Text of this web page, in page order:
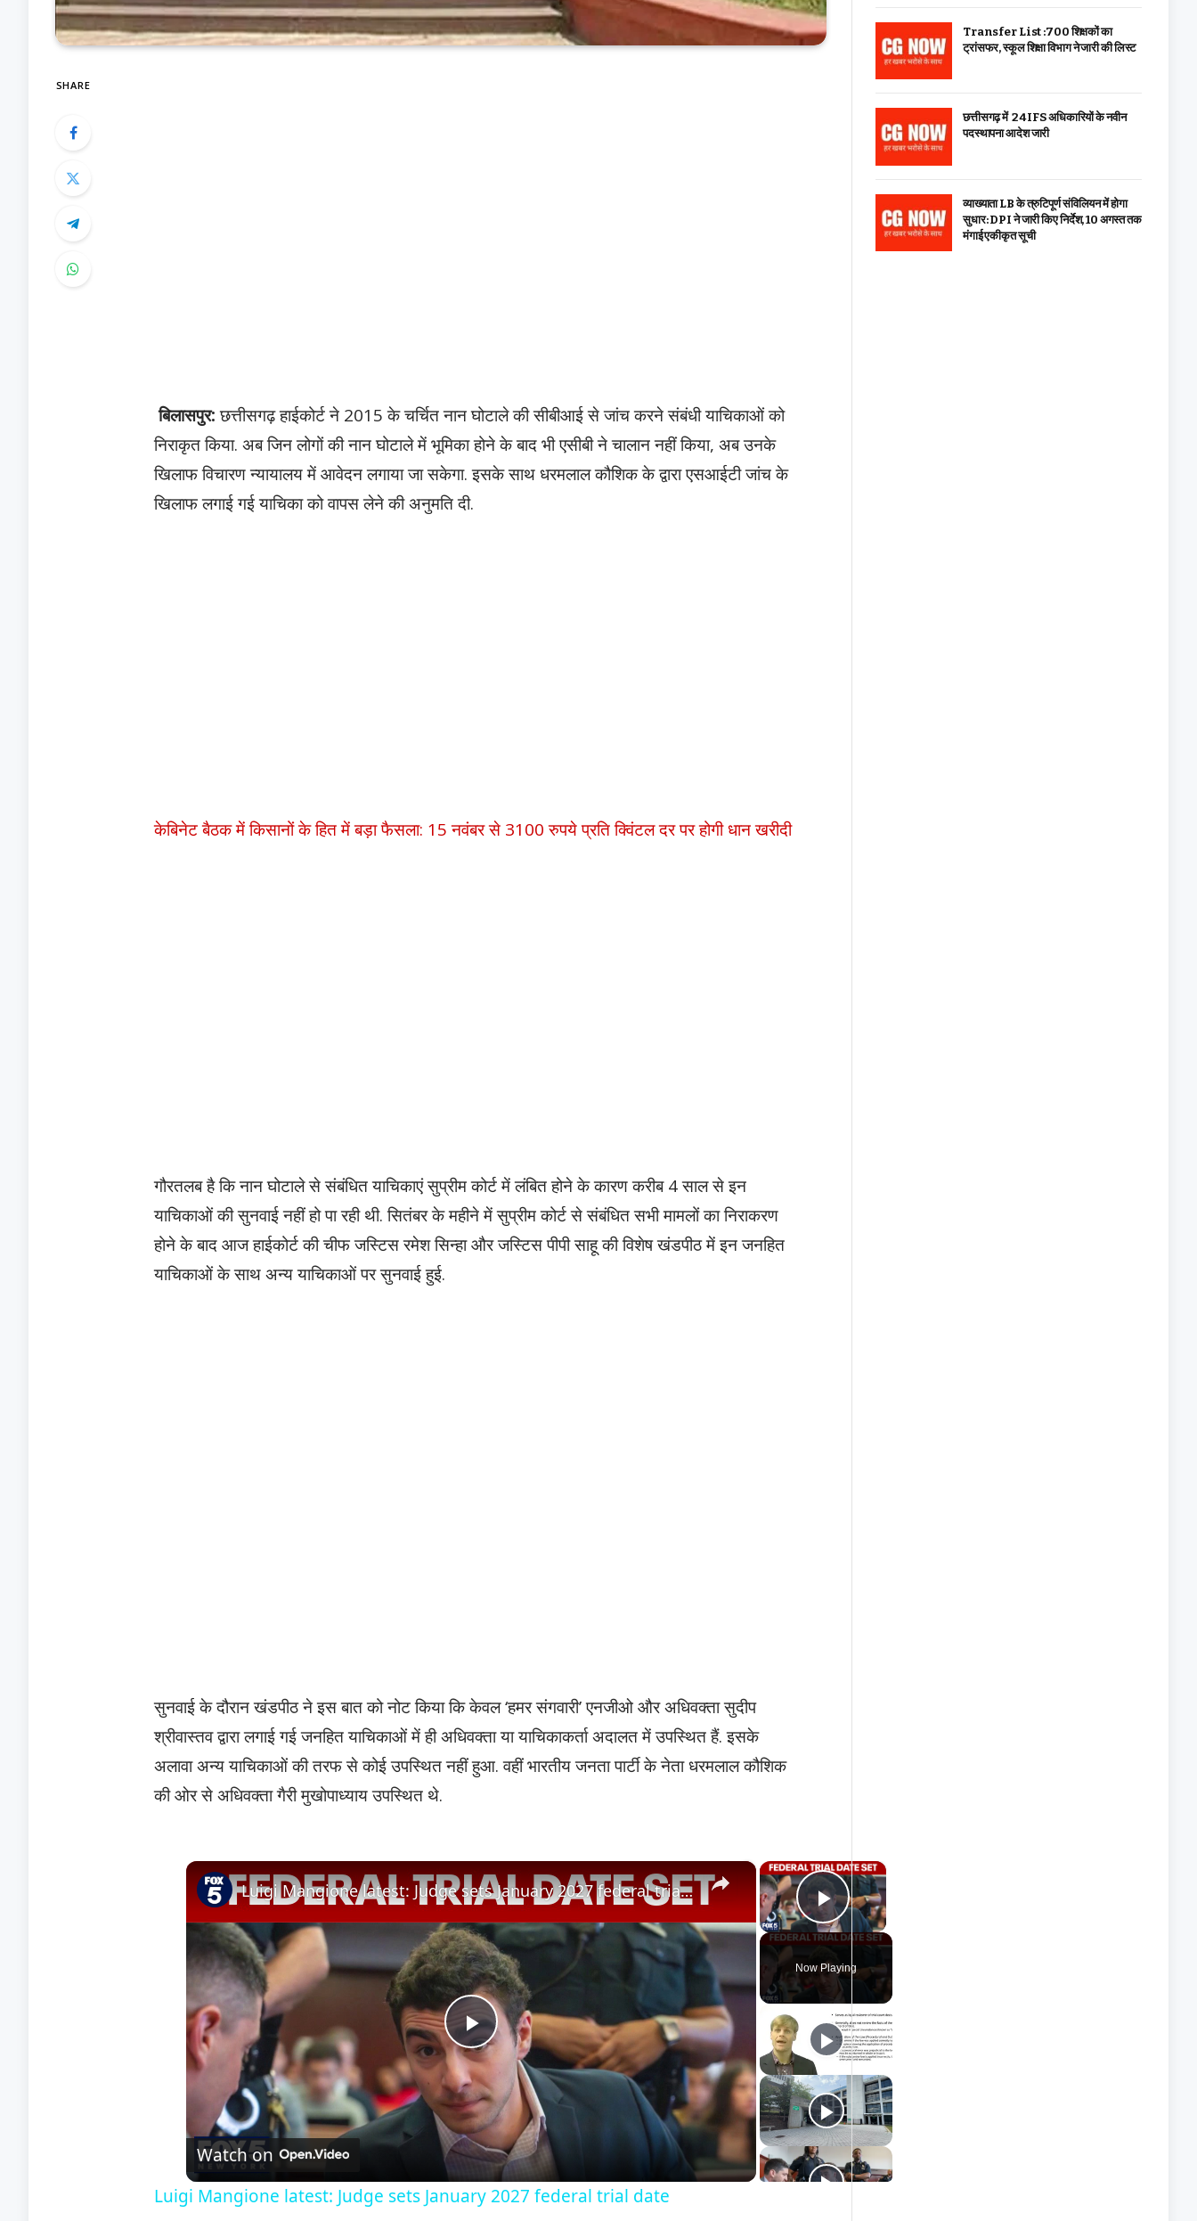
SHARE
बिलासपुर:छत्तीसगढ़ हाईकोर्ट ने 2015 के चर्चित नान घोटाले की सीबीआई से जांच करने संबंधी याचिकाओं को
निराकृत किया. अब जिन लोगों की नान घोटाले में भूमिका होने के बाद भी एसीबी ने चालान नहीं किया, अब उनके
खिलाफ विचारण न्यायालय में आवेदन लगाया जा सकेगा. इसके साथ धरमलाल कौशिक के द्वारा एसआईटी जांच के
खिलाफ लगाई गई याचिका को वापस लेने की अनुमति दी.
केबिनेट बैठक में किसानों के हित में बड़ा फैसला: 15 नवंबर से 3100 रुपये प्रति क्विंटल दर पर होगी धान खरीदी
गौरतलब है कि नान घोटाले से संबंधित याचिकाएं सुप्रीम कोर्ट में लंबित होने के कारण करीब 4 साल से इन
याचिकाओं की सुनवाई नहीं हो पा रही थी. सितंबर के महीने में सुप्रीम कोर्ट से संबंधित सभी मामलों का निराकरण
होने के बाद आज हाईकोर्ट की चीफ जस्टिस रमेश सिन्हा और जस्टिस पीपी साहू की विशेष खंडपीठ में इन जनहित
याचिकाओं के साथ अन्य याचिकाओं पर सुनवाई हुई.
सुनवाई के दौरान खंडपीठ ने इस बात को नोट किया कि केवल ‘हमर संगवारी’ एनजीओ और अधिवक्ता सुदीप
श्रीवास्तव द्वारा लगाई गई जनहित याचिकाओं में ही अधिवक्ता या याचिकाकर्ता अदालत में उपस्थित हैं. इसके
अलावा अन्य याचिकाओं की तरफ से कोई उपस्थित नहीं हुआ. वहीं भारतीय जनता पार्टी के नेता धरमलाल कौशिक
की ओर से अधिवक्ता गैरी मुखोपाध्याय उपस्थित थे.
×
Play Video
Now Playing
×
Play
Video
Luigi Mangione latest: Judge sets January 2027 federal trial date
Watch on
Luigi Mangione latest: Judge sets January 2027 federal trial date
Transfer List :700 शिक्षकों का
ट्रांसफर, स्कूल शिक्षा विभाग ने जारी की लिस्ट
छत्तीसगढ़ में 24 IFS अधिकारियों के नवीन
पदस्थापना आदेश जारी
व्याख्याता LB के त्रुटिपूर्ण संविलियन में होगा
सुधार: DPI ने जारी किए निर्देश, 10 अगस्त तक
मंगाई एकीकृत सूची